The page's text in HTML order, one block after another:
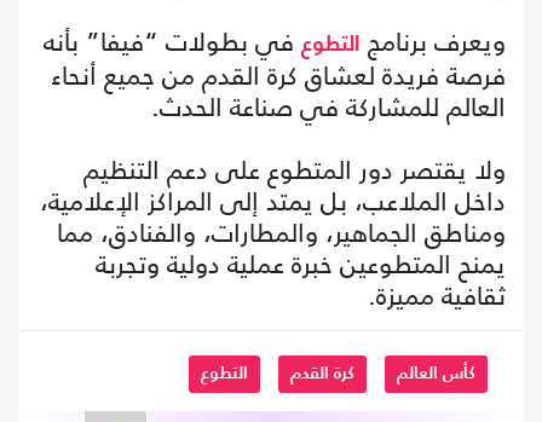
ويعرف برنامج
التطوع في بطولات “فيفا” بأنه
فرصة فريدة لعشاق كرة القدم من جميع أنحاء
العالم للمشاركة في صناعة الحدث.
ولا يقتصر دور المتطوع على دعم التنظيم
داخل الملاعب، بل يمتد إلى المراكز الإعلامية،
ومناطق الجماهير، والمطارات، والفنادق، مما
يمنح المتطوعين خبرة عملية دولية وتجربة
ثقافية مميزة.
كأس العالم كرة القدم التطوع